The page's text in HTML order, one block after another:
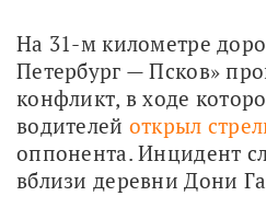
На 31-м километре
Петербург — Псков»
конфликт, в ходе
водителей открыл
оппонента. Инцидент
вблизи деревни Дони